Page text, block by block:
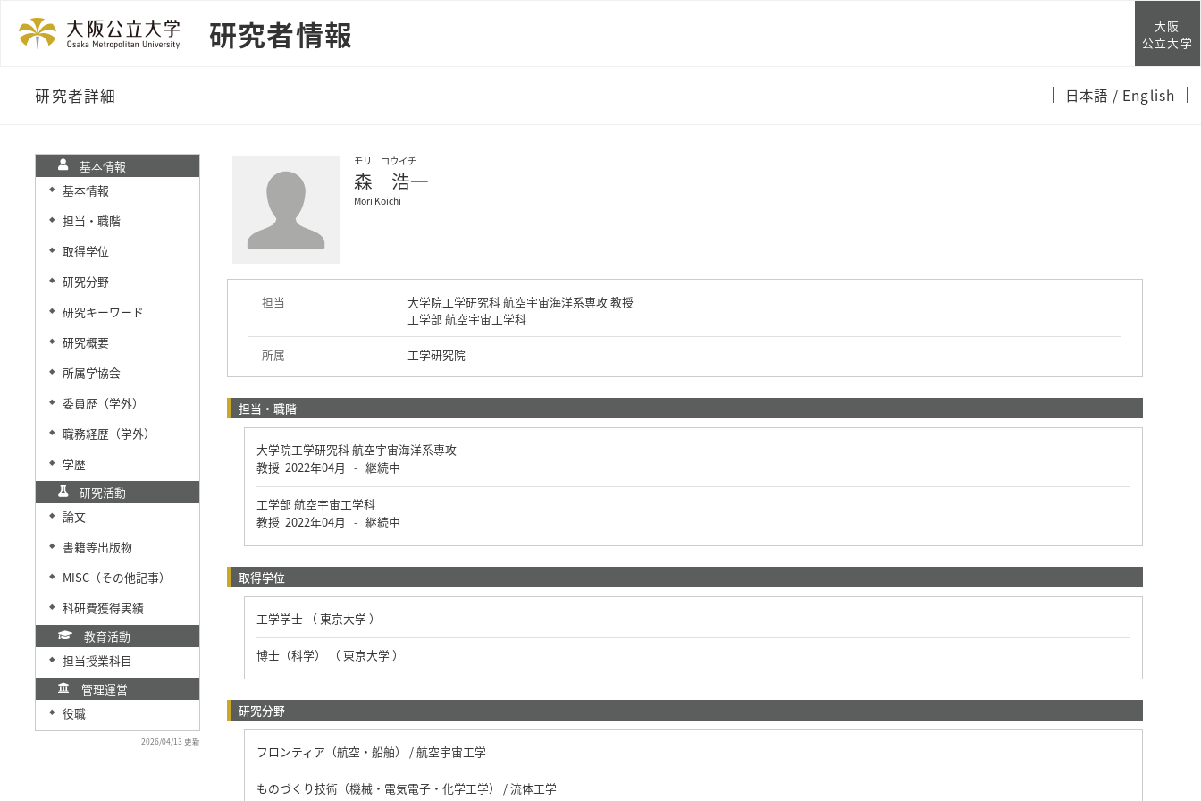
研究者情報
大阪
公立大学
研究者詳細 日本語 / English
基本情報
◆ 基本情報
◆ 担当・職階
◆ 取得学位
◆ 研究分野
◆ 研究キーワード
◆ 研究概要
◆ 所属学協会
◆ 委員歴（学外）
◆ 職務経歴（学外）
◆
学歴
研究活動
◆ 論文
◆ 書籍等出版物
◆ MISC（その他記事）
◆
科研費獲得実績
教育活動
◆
担当授業科目
管理運営
◆ 役職
2026/04/13 更新
モリ コウイチ
森 浩一
Mori Koichi
担当
大学院工学研究科 航空宇宙海洋系専攻 教授
工学部 航空宇宙工学科
所属 工学研究院
担当・職階
大学院工学研究科 航空宇宙海洋系専攻
教授 2022年04月 - 継続中
工学部 航空宇宙工学科
教授 2022年04月 - 継続中
取得学位
工学学士 （ 東京大学 ）
博士（科学） （ 東京大学 ）
研究分野
フロンティア（航空・船舶） / 航空宇宙工学
ものづくり技術（機械・電気電子・化学工学） / 流体工学